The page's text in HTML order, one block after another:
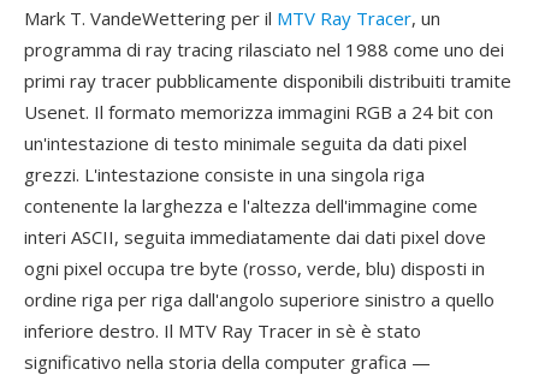
Mark T. VandeWettering per il MTV Ray Tracer, un
programma di ray tracing rilasciato nel 1988 come uno dei
primi ray tracer pubblicamente disponibili distribuiti tramite
Usenet. Il formato memorizza immagini RGB a 24 bit con
un'intestazione di testo minimale seguita da dati pixel
grezzi. L'intestazione consiste in una singola riga
contenente la larghezza e l'altezza dell'immagine come
interi ASCII, seguita immediatamente dai dati pixel dove
ogni pixel occupa tre byte (rosso, verde, blu) disposti in
ordine riga per riga dall'angolo superiore sinistro a quello
inferiore destro. Il MTV Ray Tracer in sè è stato
significativo nella storia della computer grafica —